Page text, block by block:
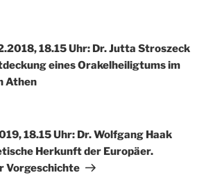
18.15 Uhr: Dr. Jutta Stroszeck
eines Orakelheiligtums im
Athen
18.15 Uhr: Dr. Wolfgang Haak
Herkunft der Europäer.
Vorgeschichte